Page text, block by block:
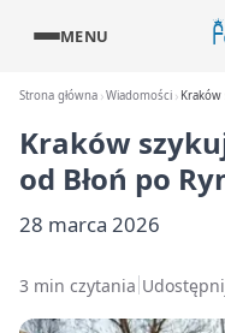
MENU
Strona główna Wiadomości Kraków
Kraków
od Błoń po
28 marca 2026
3 min czytania